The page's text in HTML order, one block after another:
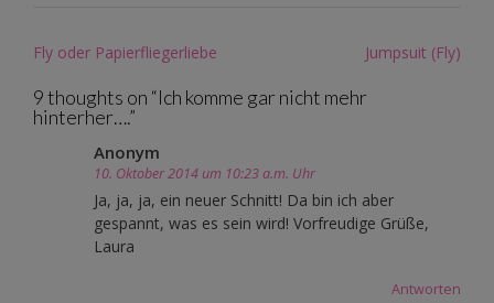
Post
Fly oder Papierfliegerliebe Jumpsuit (Fly)
9 thoughts on “Ich komme gar nicht mehr
hinterher….”
Anonym
10. Oktober 2014 um 10:23 a.m. Uhr
Ja, ja, ja, ein neuer Schnitt! Da bin ich aber
gespannt, was es sein wird! Vorfreudige Grüße,
Laura
Antworten